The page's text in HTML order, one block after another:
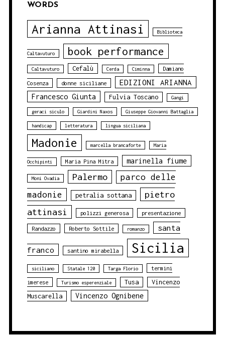
WORDS
Arianna Attinasi Biblioteca
Caltavuturo book performance
Caltavuturo Cefalù Cerda Ciminna Damiano
Cosenza donne siciliane EDIZIONI ARIANNA
Francesco Giunta Fulvia Toscano Gangi
geraci siculo Giardini Naxos Giuseppe Giovanni Battaglia
handicap letteratura lingua siciliana
Madonie marcella brancaforte Maria
Occhipinti Maria Pina Mitra marinella fiume
Moni Ovadia Palermo
parco delle
madonie
petralia sottana
pietro
attinasi
polizzi generosa presentazione
Randazzo Roberto Sottile romanzo santa
franco santino mirabella Sicilia
siciliano Statale 120 Targa Florio termini
imerese Turismo esperenziale Tusa
Vincenzo
Muscarella
Vincenzo Ognibene